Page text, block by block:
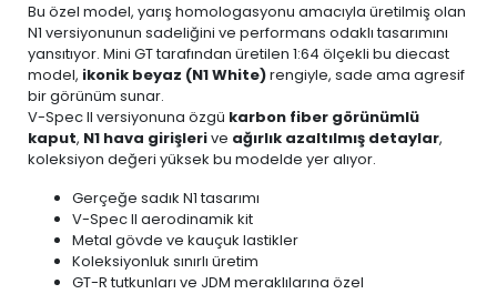
Bu özel model, yarış homologasyonu amacıyla üretilmiş olan
N1 versiyonunun sadeliğini ve performans odaklı tasarımını
yansıtıyor. Mini GT tarafından üretilen 1:64 ölçekli bu diecast
model, ikonik beyaz (N1 White)rengiyle, sade ama agresif
bir görünüm sunar.
V-Spec II versiyonuna özgü karbon fiber görünümlü
kaput, N1 hava girişlerive ağırlık azaltılmış detaylar,
koleksiyon değeri yüksek bu modelde yer alıyor.
Gerçeğe sadık N1 tasarımı
V-Spec II aerodinamik kit
Metal gövde ve kauçuk lastikler
Koleksiyonluk sınırlı üretim
GT-R tutkunları ve JDM meraklılarına özel